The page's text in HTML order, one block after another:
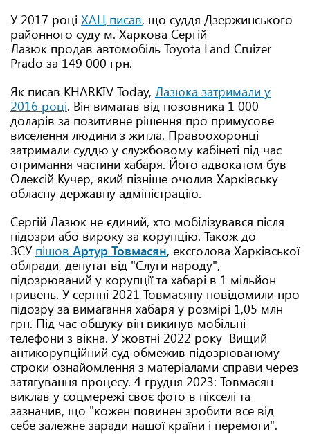
У 2017 році ХАЦ писав, що суддя Дзержинського
районного суду м. Харкова Сергій
Лазюк продав автомобіль Toyota Land Cruizer
Prado за 149 000 грн.
Як писав KHARKIV Today, Лазюка затримали у
2016 році. Він вимагав від позовника 1 000
доларів за позитивне рішення про примусове
виселення людини з житла. Правоохоронці
затримали суддю у службовому кабінеті під час
отримання частини хабаря. Його адвокатом був
Олексій Кучер, який пізніше очолив Харківську
обласну державну адміністрацію.
Сергій Лазюк не єдиний, хто мобілізувався після
підозри або вироку за корупцію. Також до
ЗСУ пішов Артур Товмасян, ексголова Харківської
облради, депутат від "Слуги народу",
підозрюваний у корупції та хабарі в 1 мільйон
гривень. У серпні 2021 Товмасяну повідомили про
підозру за вимагання хабаря у розмірі 1,05 млн
грн. Під час обшуку він викинув мобільні
телефони з вікна. У жовтні 2022 року Вищий
антикорупційний суд обмежив підозрюваному
строки ознайомлення з матеріалами справи через
затягування процесу. 4 грудня 2023: Товмасян
виклав у соцмережі своє фото в пікселі та
зазначив, що "кожен повинен зробити все від
себе залежне заради нашої країни і перемоги".